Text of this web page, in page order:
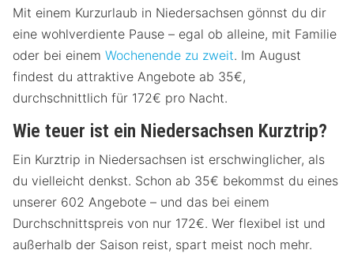
Mit einem Kurzurlaub in Niedersachsen gönnst du dir
eine wohlverdiente Pause – egal ob alleine, mit Familie
oder bei einem Wochenende zu zweit. Im August
findest du attraktive Angebote ab 35€,
durchschnittlich für 172€ pro Nacht.
Wie teuer ist ein Niedersachsen Kurztrip?
Ein Kurztrip in Niedersachsen ist erschwinglicher, als
du vielleicht denkst. Schon ab 35€ bekommst du eines
unserer 602 Angebote – und das bei einem
Durchschnittspreis von nur 172€. Wer flexibel ist und
außerhalb der Saison reist, spart meist noch mehr.